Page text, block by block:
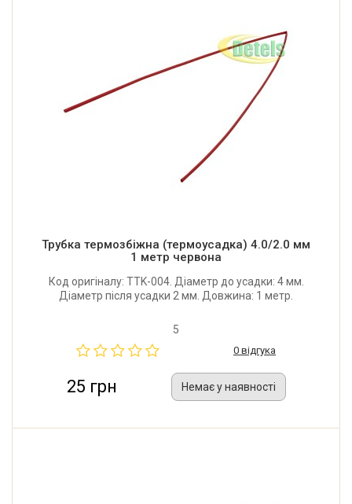
Трубка термозбіжна (термоусадка) 4.0/2.0 мм
1 метр червона
Код оригіналу: TTK-004. Діаметр до усадки: 4 мм.
Діаметр після усадки 2 мм. Довжина: 1 метр.
5
0 відгука
25 грн Немає у наявності